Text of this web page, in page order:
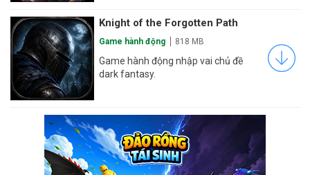
Knight of the Forgotten Path
Game hành động 818 MB
Game hành động nhập vai chủ đề
dark fantasy.